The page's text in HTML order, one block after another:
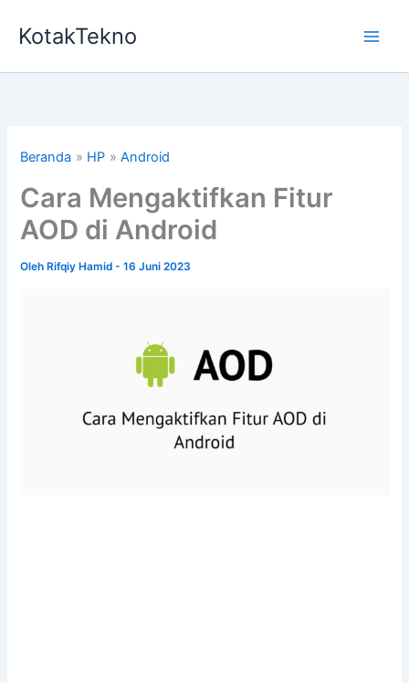
KotakTekno
Beranda HP Android
Cara Mengaktifkan Fitur
AOD di Android
Oleh Rifqiy Hamid-16 Juni 2023